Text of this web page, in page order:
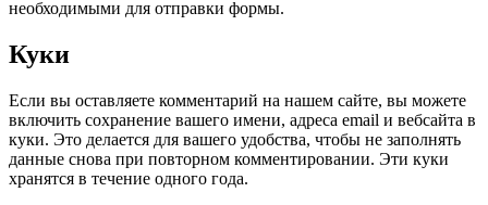
необходимыми для отправки формы.
Куки
Если вы оставляете комментарий на нашем сайте, вы можете
включить сохранение вашего имени, адреса email и вебсайта в
куки. Это делается для вашего удобства, чтобы не заполнять
данные снова при повторном комментировании. Эти куки
хранятся в течение одного года.